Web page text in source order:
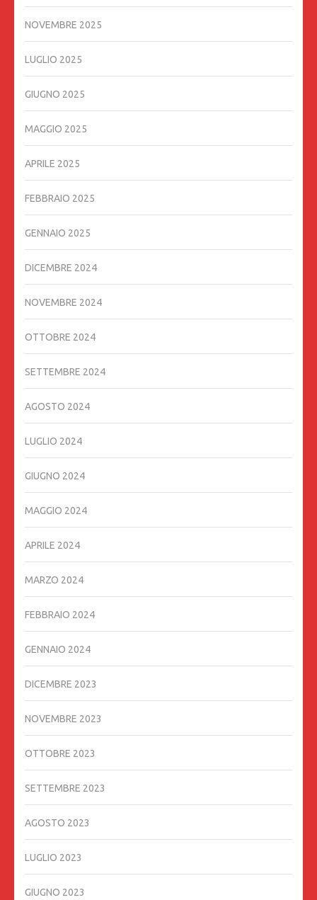
NOVEMBRE 2025
LUGLIO 2025
GIUGNO 2025
MAGGIO 2025
APRILE 2025
FEBBRAIO 2025
GENNAIO 2025
DICEMBRE 2024
NOVEMBRE 2024
OTTOBRE 2024
SETTEMBRE 2024
AGOSTO 2024
LUGLIO 2024
GIUGNO 2024
MAGGIO 2024
APRILE 2024
MARZO 2024
FEBBRAIO 2024
GENNAIO 2024
DICEMBRE 2023
NOVEMBRE 2023
OTTOBRE 2023
SETTEMBRE 2023
AGOSTO 2023
LUGLIO 2023
GIUGNO 2023